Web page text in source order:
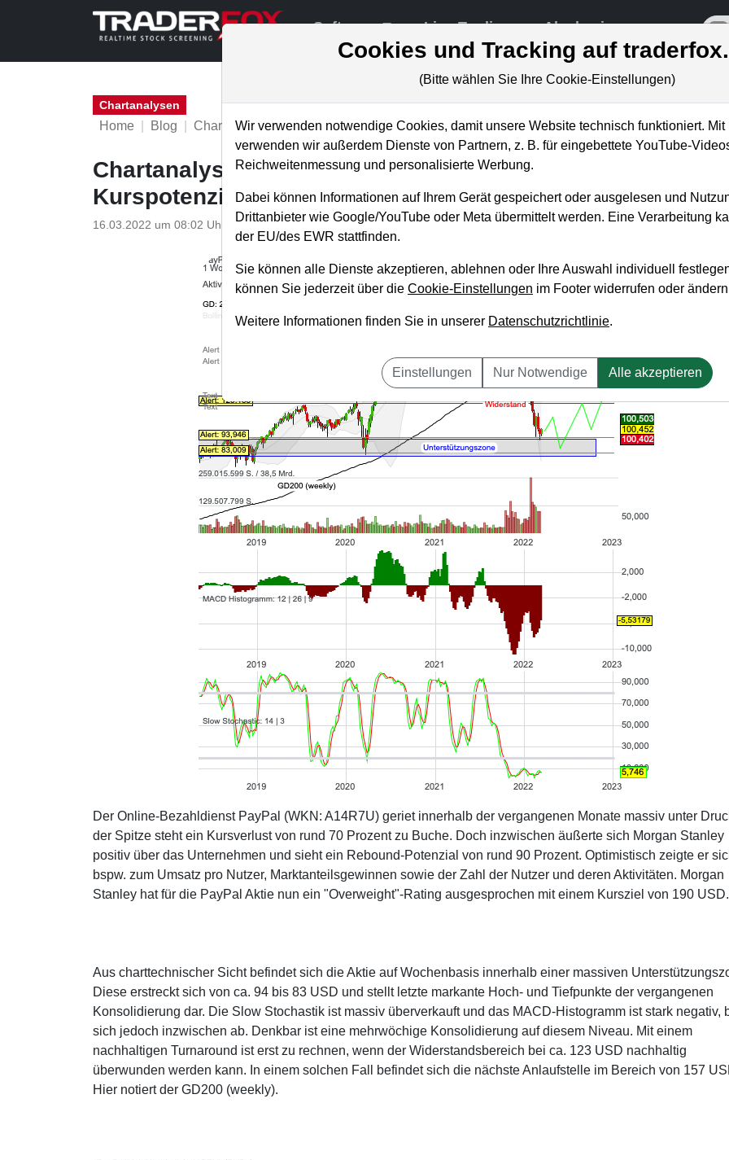
Software Live-Trading Akademie
Chartanalysen
Home Blog Chartanalysen
Chartanalyse PayPal: gelingt der Aktie hier ein Turnaround
Kurspotenzial von 90 Prozent!
16.03.2022 um 08:02 Uhr P. Uhlschmied
Der Online-Bezahldienst PayPal (WKN: A14R7U) geriet innerhalb der vergangenen Monate massiv unter
der Spitze steht ein Kursverlust von rund 70 Prozent zu Buche. Doch inzwischen äußerte sich Morgan Stanley
positiv über das Unternehmen und sieht ein Rebound-Potenzial von rund 90 Prozent. Optimistisch zeigte er
bspw. zum Umsatz pro Nutzer, Marktanteilsgewinnen sowie der Zahl der Nutzer und deren Aktivitäten. Morgan
Stanley hat für die PayPal Aktie nun ein "Overweight"-Rating ausgesprochen mit einem Kursziel von 190 USD.
Aus charttechnischer Sicht befindet sich die Aktie auf Wochenbasis innerhalb einer massiven
Diese erstreckt sich von ca. 94 bis 83 USD und stellt letzte markante Hoch- und Tiefpunkte der vergangenen
Konsolidierung dar. Die Slow Stochastik ist massiv überverkauft und das MACD-Histogramm ist stark negativ,
sich jedoch inzwischen ab. Denkbar ist eine mehrwöchige Konsolidierung auf diesem Niveau. Mit einem
nachhaltigen Turnaround ist erst zu rechnen, wenn der Widerstandsbereich bei ca. 123 USD nachhaltig
überwunden werden kann. In einem solchen Fall befindet sich die nächste Anlaufstelle im Bereich von 157
Hier notiert der GD200 (weekly).
Cookies und Tracking auf
(Bitte wählen Sie Ihre Cookie-Einstellungen)
Wir verwenden notwendige Cookies, damit unsere Website technisch funktioniert.
verwenden wir außerdem Dienste von Partnern, z. B. für eingebettete YouTube-
Reichweitenmessung und personalisierte Werbung.
Dabei können Informationen auf Ihrem Gerät gespeichert oder ausgelesen und
Drittanbieter wie Google/YouTube oder Meta übermittelt werden. Eine Verarbeitung
der EU/des EWR stattfinden.
Sie können alle Dienste akzeptieren, ablehnen oder Ihre Auswahl individuell
können Sie jederzeit über die Cookie-Einstellungen im Footer widerrufen oder
Weitere Informationen finden Sie in unserer Datenschutzrichtlinie.
Einstellungen Nur Notwendige Alle akzeptieren